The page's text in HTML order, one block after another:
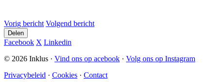
Vorig bericht Volgend bericht
Delen
Facebook X Linkedin
© 2026 Inklus · Vind ons op acebook · Volg ons op Instagram
Privacybeleid · Cookies · Contact